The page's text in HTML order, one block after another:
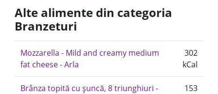
Alte alimente din categoria
Branzeturi
Mozzarella - Mild and creamy medium
fat cheese - Arla
302
kCal
Brânza topită cu șuncă, 8 triunghiuri -
153